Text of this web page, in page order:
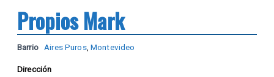
Propios Mark
Barrio Aires Puros,Montevideo
Dirección